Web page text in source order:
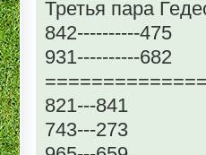
Третья пара
842----------475
931----------682
821---841
743---273